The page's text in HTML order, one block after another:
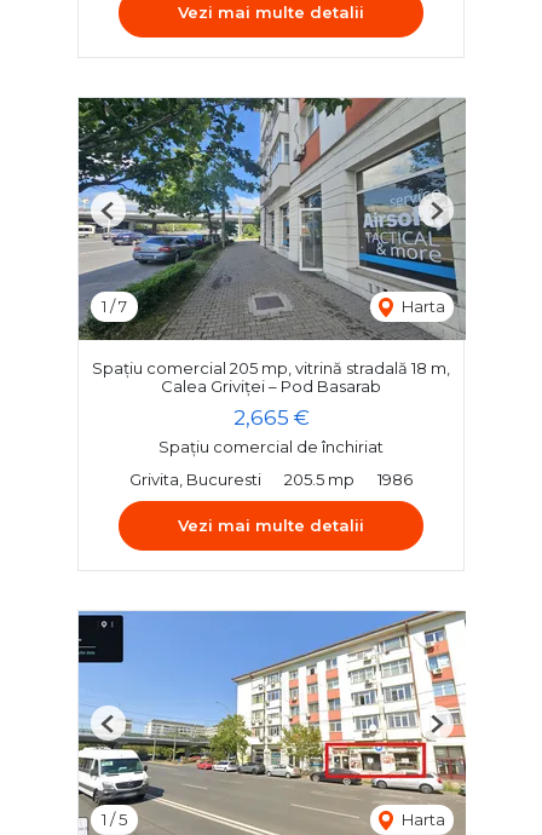
Vezi mai multe detalii
1 /7 Harta
Previous Next
Spațiu comercial 205 mp, vitrină stradală 18 m,
Calea Griviței – Pod Basarab
2,665 €
Spațiu comercial de închiriat
Grivita, Bucuresti
205.5 mp 1986
Vezi mai multe detalii
1 /5 Harta
Previous Next